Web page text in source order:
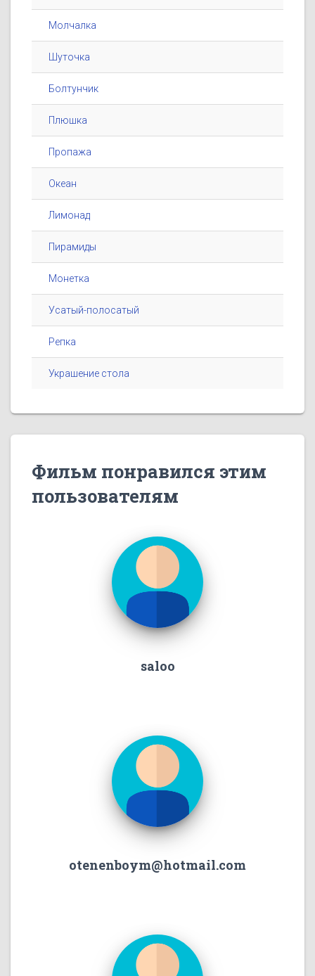
Молчалка
Шуточка
Болтунчик
Плюшка
Пропажа
Океан
Лимонад
Пирамиды
Монетка
Усатый-полосатый
Репка
Украшение стола
Фильм понравился этим
пользователям
saloo
otenenboym@hotmail.com